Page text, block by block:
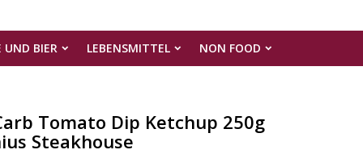
UND BIER LEBENSMITTEL NON FOOD
Tomato Dip Ketchup 250g
Steakhouse